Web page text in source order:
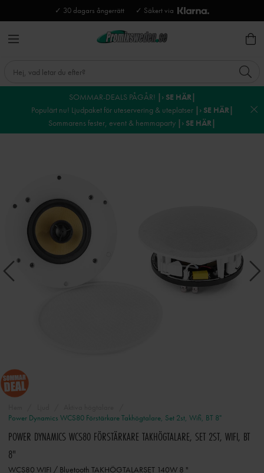
✓ 30 dagars ångerrätt ✓ Säkert via
SOMMAR-DEALS PÅGÅR! |› SE HÄR|
Populärt nu! Ljudpaket för uteservering & uteplatser |› SE HÄR|
Sommarens fester, event & hemmaparty |› SE HÄR|
Power Dynamics WCS80 Förstärkare Takhögtalare, Set 2st, Wifi, BT 8"
POWER DYNAMICS WCS80 FÖRSTÄRKARE TAKHÖGTALARE, SET 2ST, WIFI, BT
8"
WCS80 WIFI / Bluetooth TAKHÖGTALARSET 140W 8 "